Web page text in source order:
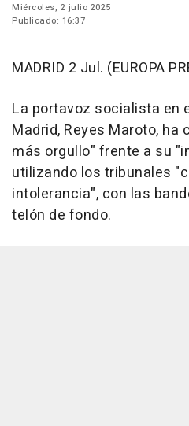
Miércoles, 2 julio 2025
Publicado: 16:37
MADRID 2 Jul. (EUROPA
La portavoz socialista en
Madrid, Reyes Maroto, ha
más orgullo" frente a su
utilizando los tribunales
intolerancia", con las
telón de fondo.